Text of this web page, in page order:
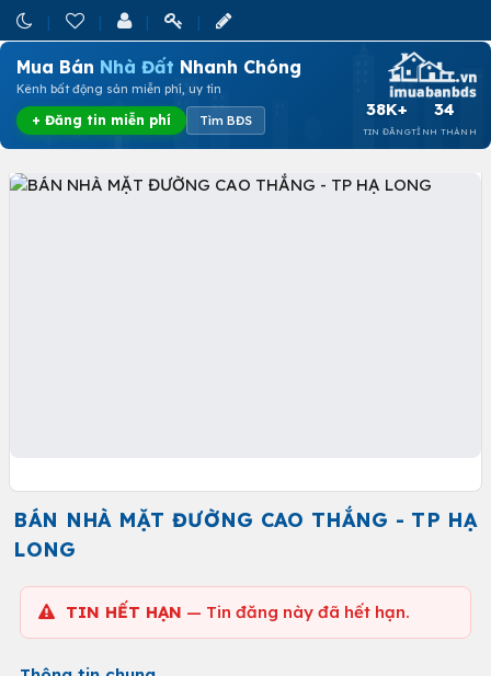
Mua Bán Nhà Đất Nhanh Chóng
Kênh bất động sản miễn phí, uy tín
+ Đăng tin miễn phí Tìm BĐS
38K+
TIN ĐĂNG
34
TỈNH THÀNH
BÁN NHÀ MẶT ĐƯỜNG CAO THẮNG - TP HẠ
LONG
TIN HẾT HẠN — Tin đăng này đã hết hạn.